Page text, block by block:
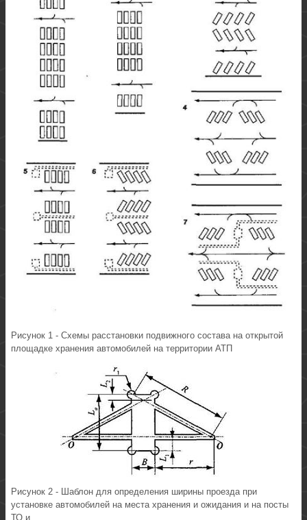
Рисунок 1 - Схемы расстановки подвижного состава на открытой
площадке хранения автомобилей на территории АТП
Рисунок 2 - Шаблон для определения ширины проезда при
установке автомобилей на места хранения и ожидания и на посты
ТО и